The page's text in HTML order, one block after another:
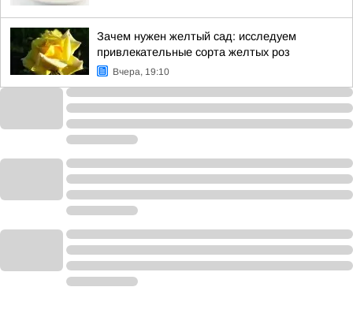
Зачем нужен желтый сад: исследуем
привлекательные сорта желтых роз
Вчера, 19:10